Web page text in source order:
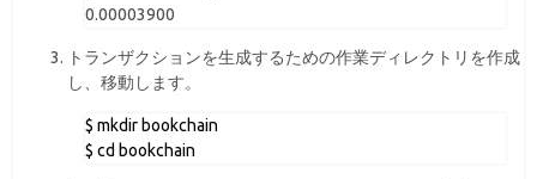
トランザクションを生成するための作業ディレクトリを作成
し、移動します。
$ mkdir bookchain
$ cd bookchain